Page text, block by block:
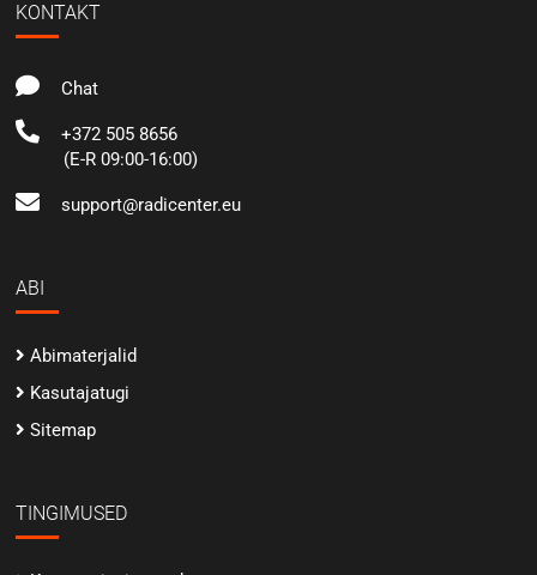
KONTAKT
Chat
+372 505 8656
(E-R 09:00-16:00)
support@radicenter.eu
ABI
Abimaterjalid
Kasutajatugi
Sitemap
TINGIMUSED